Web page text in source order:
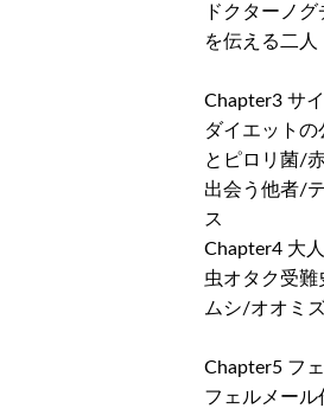
ドクターノ
を伝える二人
Chapter3 サ
ダイエット
とピロリ菌/
出会う他者/
ス
Chapter4 大
虫オタク受難
ムシ/オオミ
Chapter5 フ
フェルメール